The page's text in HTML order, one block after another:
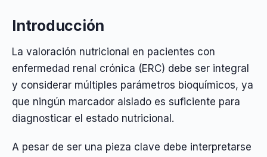
Introducción
La valoración nutricional en pacientes con
enfermedad renal crónica (ERC) debe ser integral
y considerar múltiples parámetros bioquímicos, ya
que ningún marcador aislado es suficiente para
diagnosticar el estado nutricional.
A pesar de ser una pieza clave debe interpretarse